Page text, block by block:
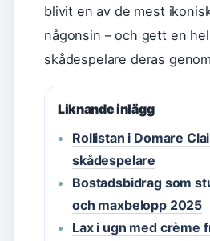
blivit en av de mest
någonsin – och gett en
skådespelare deras
Liknande inlägg
Rollistan i Domare
skådespelare
Bostadsbidrag som
och maxbelopp 2025
Lax i ugn med crème